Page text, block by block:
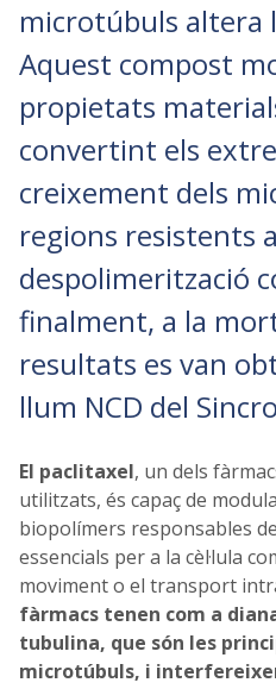
microtúbuls altera
Aquest compost
propietats
convertint els
creixement dels
regions resistents
despolimerització
finalment, a la mort
resultats es van
llum NCD del
El paclitaxel, un dels
utilitzats, és capaç de
biopolímers responsables
essencials per a la cèl·lula
moviment o el transport
fàrmacs tenen com a
tubulina, que són les
microtúbuls, i